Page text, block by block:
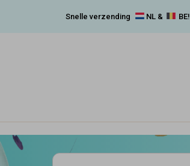
Snelle verzending NL & BE!